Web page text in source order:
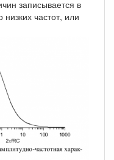
записывается в
частот, или